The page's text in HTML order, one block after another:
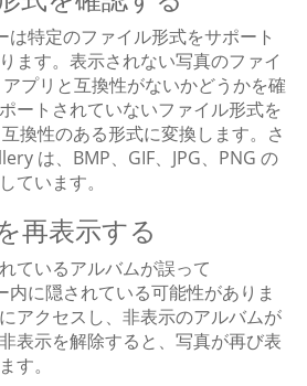
特定のファイル形式をサポート
ます。表示されない写真のファイ
プリと互換性がないかどうかを確
ートされていないファイル形式を
換性のある形式に変換します。さ
は、BMP、GIF、JPG、PNG の
ています。
再表示する
ているアルバムが誤って
に隠されている可能性がありま
アクセスし、非表示のアルバムが
表示を解除すると、写真が再び表
す。